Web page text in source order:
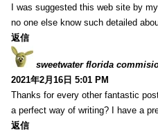
I was suggested this web site by
no one else know such detailed
返信
sweetwater florida
2021年2月16日 5:01 PM
Thanks for every other fantastic
a perfect way of writing? I have a
返信